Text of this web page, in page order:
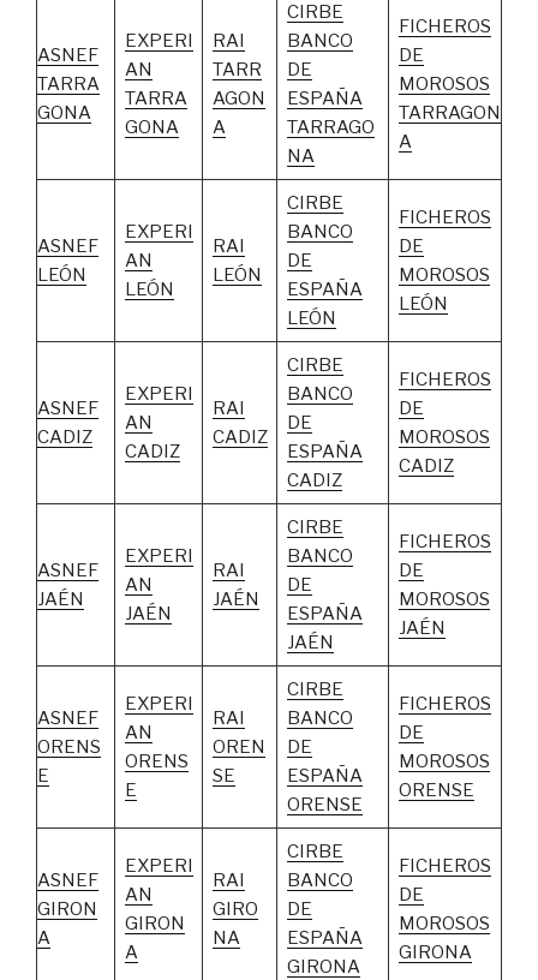
ASNEF
TARRA
GONA
EXPERI
AN
TARRA
GONA
RAI
TARR
AGON
A
CIRBE
BANCO
DE
ESPAÑA
TARRAGO
NA
FICHEROS
DE
MOROSOS
TARRAGON
A
ASNEF
LEÓN
EXPERI
AN
LEÓN
RAI
LEÓN
CIRBE
BANCO
DE
ESPAÑA
LEÓN
FICHEROS
DE
MOROSOS
LEÓN
ASNEF
CADIZ
EXPERI
AN
CADIZ
RAI
CADIZ
CIRBE
BANCO
DE
ESPAÑA
CADIZ
FICHEROS
DE
MOROSOS
CADIZ
ASNEF
JAÉN
EXPERI
AN
JAÉN
RAI
JAÉN
CIRBE
BANCO
DE
ESPAÑA
JAÉN
FICHEROS
DE
MOROSOS
JAÉN
ASNEF
ORENS
E
EXPERI
AN
ORENS
E
RAI
OREN
SE
CIRBE
BANCO
DE
ESPAÑA
ORENSE
FICHEROS
DE
MOROSOS
ORENSE
ASNEF
GIRON
A
EXPERI
AN
GIRON
A
RAI
GIRO
NA
CIRBE
BANCO
DE
ESPAÑA
GIRONA
FICHEROS
DE
MOROSOS
GIRONA